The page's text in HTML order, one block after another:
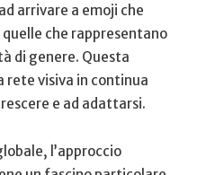
arrivare a emoji che
che rappresentano
di genere. Questa
rete visiva in continua
e ad ⁣adattarsi.
l’approccio